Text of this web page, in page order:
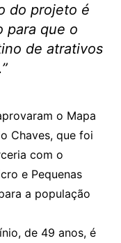
do projeto é
para que o
de atrativos
o Mapa
Chaves, que foi
com o
e Pequenas
a população
de 49 anos, é